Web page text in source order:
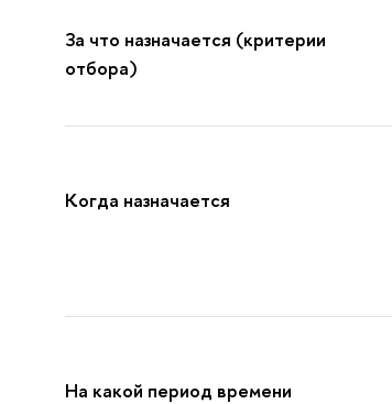
За что назначается (критерии
отбора)
Когда назначается
На какой период времени